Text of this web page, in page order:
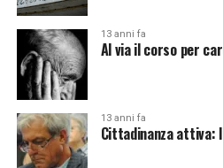
13 anni fa
Al via il corso per
13 anni fa
Cittadinanza attiva: